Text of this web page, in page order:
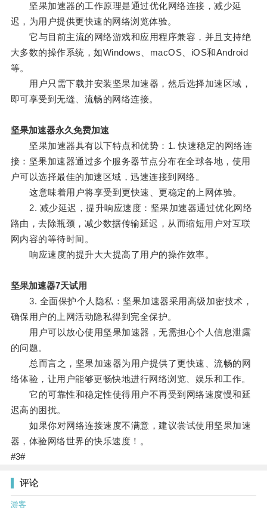
坚果加速器的工作原理是通过优化网络连接，减少延
迟，为用户提供更快速的网络浏览体验。
它与目前主流的网络游戏和应用程序兼容，并且支持绝
大多数的操作系统，如Windows、macOS、iOS和Android
等。
用户只需下载并安装坚果加速器，然后选择加速区域，
即可享受到无缝、流畅的网络连接。
坚果加速器永久免费加速
坚果加速器具有以下特点和优势：1. 快速稳定的网络连
接：坚果加速器通过多个服务器节点分布在全球各地，使用
户可以选择最佳的加速区域，迅速连接到网络。
这意味着用户将享受到更快速、更稳定的上网体验。
2. 减少延迟，提升响应速度：坚果加速器通过优化网络
路由，去除瓶颈，减少数据传输延迟，从而缩短用户对互联
网内容的等待时间。
响应速度的提升大大提高了用户的操作效率。
坚果加速器7天试用
3. 全面保护个人隐私：坚果加速器采用高级加密技术，
确保用户的上网活动隐私得到完全保护。
用户可以放心使用坚果加速器，无需担心个人信息泄露
的问题。
总而言之，坚果加速器为用户提供了更快速、流畅的网
络体验，让用户能够更畅快地进行网络浏览、娱乐和工作。
它的可靠性和稳定性使得用户不再受到网络速度慢和延
迟高的困扰。
如果你对网络连接速度不满意，建议尝试使用坚果加速
器，体验网络世界的快乐速度！。
#3#
评论
游客